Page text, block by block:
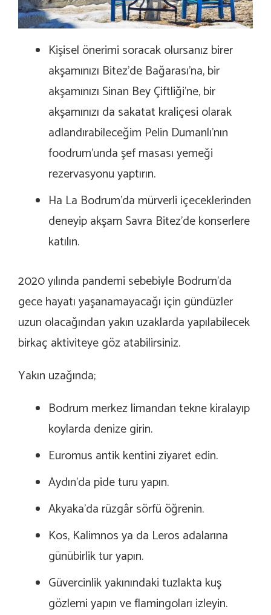
Kişisel önerimi soracak olursanız birer
akşamınızı Bitez’de Bağarası’na, bir
akşamınızı Sinan Bey Çiftliği’ne, bir
akşamınızı da sakatat kraliçesi olarak
adlandırabileceğim Pelin Dumanlı’nın
foodrum’unda şef masası yemeği
rezervasyonu yaptırın.
Ha La Bodrum’da mürverli içeceklerinden
deneyip akşam Savra Bitez’de konserlere
katılın.
2020 yılında pandemi sebebiyle Bodrum’da
gece hayatı yaşanamayacağı için gündüzler
uzun olacağından yakın uzaklarda yapılabilecek
birkaç aktiviteye göz atabilirsiniz.
Yakın uzağında;
Bodrum merkez limandan tekne kiralayıp
koylarda denize girin.
Euromus antik kentini ziyaret edin.
Aydın’da pide turu yapın.
Akyaka’da rüzgâr sörfü öğrenin.
Kos, Kalimnos ya da Leros adalarına
günübirlik tur yapın.
Güvercinlik yakınındaki tuzlakta kuş
gözlemi yapın ve flamingoları izleyin.